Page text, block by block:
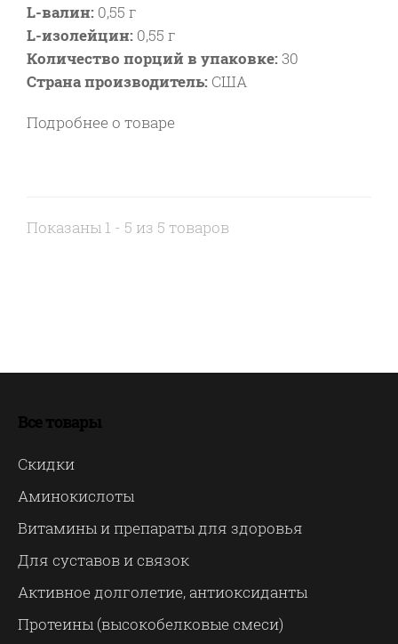
L-валин: 0,55 г
L-изолейцин: 0,55 г
Количество порций в упаковке:30
Страна производитель: США
Подробнее о товаре
Показаны 1 - 5 из 5 товаров
Все товары
Скидки
Аминокислоты
Витамины и препараты для здоровья
Для суставов и связок
Активное долголетие, антиоксиданты
Протеины (высокобелковые смеси)